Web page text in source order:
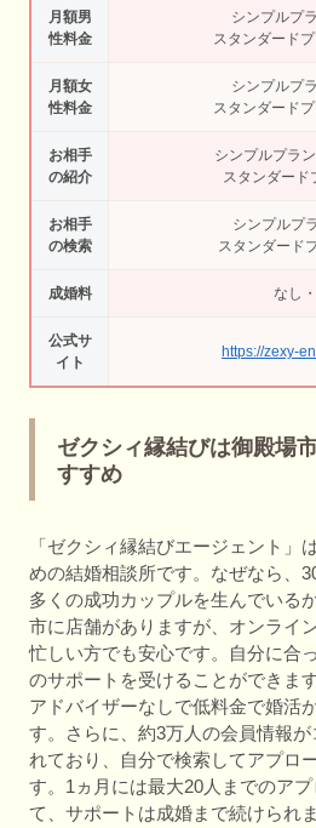
月額男
性料金
シンプルプ
スタンダード
月額女
性料金
シンプルプ
スタンダード
お相手
の紹介
シンプルプラ
スタンダード
お相手
の検索
シンプルプ
スタンダード
成婚料 なし
公式サ
イト
https://zexy-
ゼクシィ縁結びは御殿場
すすめ
「ゼクシィ縁結びエージェント」
めの結婚相談所です。なぜなら、
多くの成功カップルを生んでいる
市に店舗がありますが、オンライ
忙しい方でも安心です。自分に合
のサポートを受けることができま
アドバイザーなしで低料金で婚活
す。さらに、約3万人の会員情報
れており、自分で検索してアプロ
す。1ヵ月には最大20人までのア
て、サポートは成婚まで続けられ